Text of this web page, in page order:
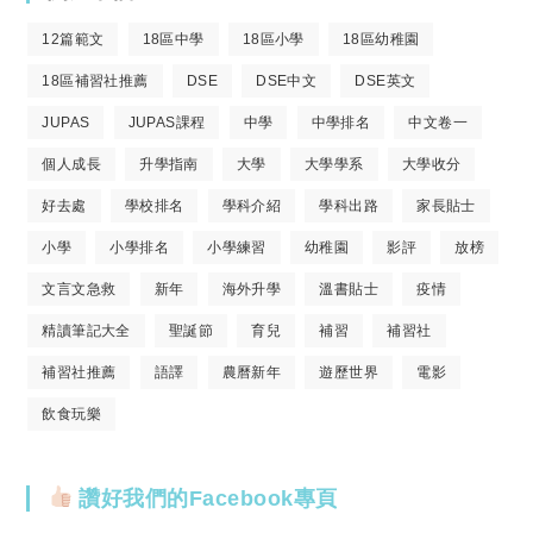
12篇範文 18區中學 18區小學 18區幼稚園
18區補習社推薦 DSE DSE中文 DSE英文
JUPAS JUPAS課程 中學 中學排名 中文卷一
個人成長 升學指南 大學 大學學系 大學收分
好去處 學校排名 學科介紹 學科出路 家長貼士
小學 小學排名 小學練習 幼稚園 影評 放榜
文言文急救 新年 海外升學 溫書貼士 疫情
精讀筆記大全 聖誕節 育兒 補習 補習社
補習社推薦 語譯 農曆新年 遊歷世界 電影
飲食玩樂
讚好我們的Facebook專頁